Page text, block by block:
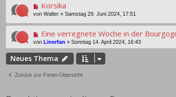
Korsika
von Walter » Samstag 29. Juni 2024, 17:51
Eine verregnete Woche in der
von Linerfan » Sonntag 14. April 2024, 16:43
Neues Thema
Zurück zur Foren-Übersicht